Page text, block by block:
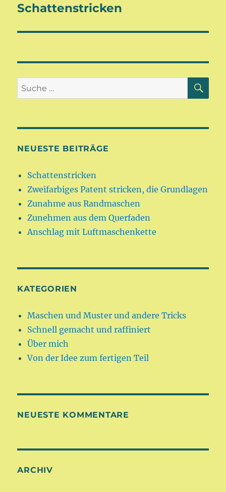
Schattenstricken
Suche
nach:
NEUESTE BEITRÄGE
Schattenstricken
Zweifarbiges Patent stricken, die Grundlagen
Zunahme aus Randmaschen
Zunehmen aus dem Querfaden
Anschlag mit Luftmaschenkette
KATEGORIEN
Maschen und Muster und andere Tricks
Schnell gemacht und raffiniert
Über mich
Von der Idee zum fertigen Teil
NEUESTE KOMMENTARE
ARCHIV